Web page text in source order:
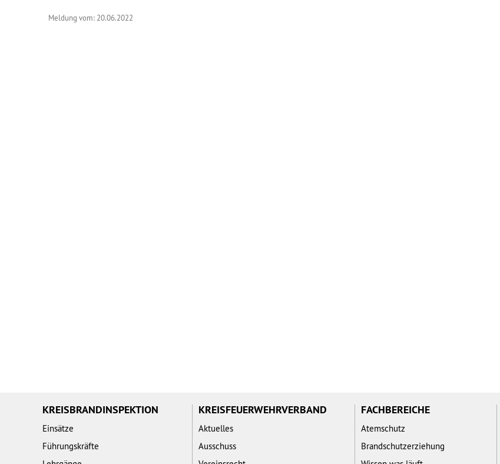
Meldung vom: 20.06.2022
KREISBRANDINSPEKTION
Einsätze
Führungskräfte
KREISFEUERWEHRVERBAND
Aktuelles
Ausschuss
FACHBEREICHE
Atemschutz
Brandschutzerziehung